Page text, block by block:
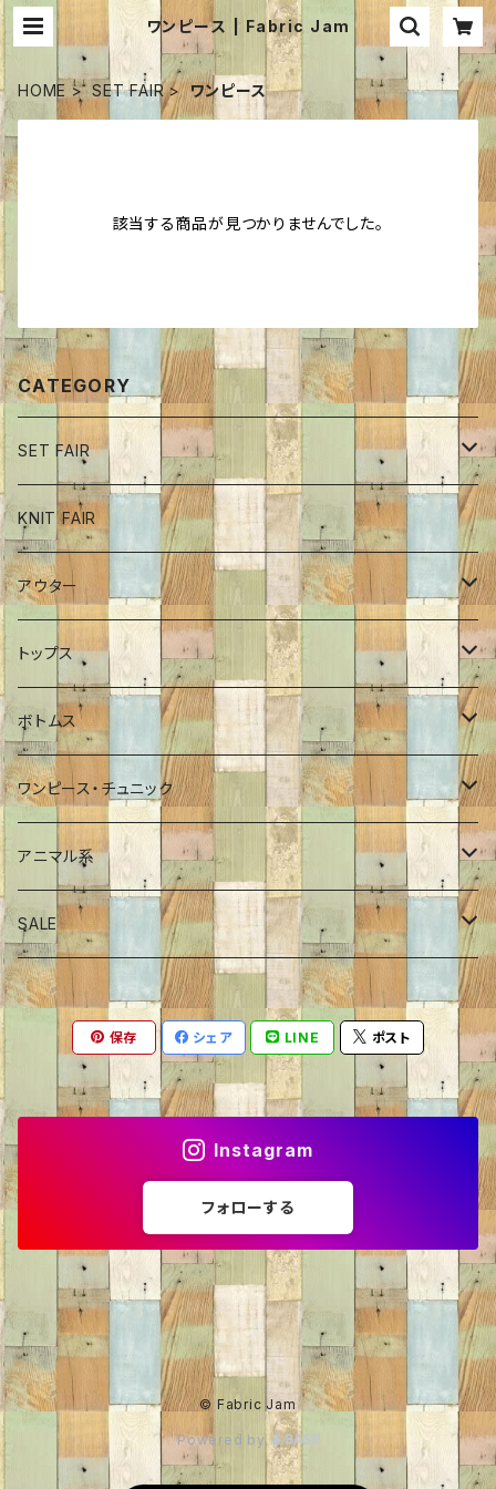
ワンピース | Fabric Jam
HOME SET FAIR ワンピース
該当する商品が見つかりませんでした。
CATEGORY
SET FAIR
ボトム
インナーカットソー
ワンピース
チュニック
Tシャツ
シャツ
プルオーバー
カーディガン
KNIT FAIR
アウター
ブルゾン
コート
ポンチョ
ジャケット
トップス
ロンT
インナーカットソー
プルオーバー
Tシャツ
シャツ・ブラウス
ニット・セーター
トレーナー
パーカー
ボトムス
パンツ
スカート
ワンピース・チュニック
ワンピース
チュニック
アニマル系
恐竜
サメ
ねこ
ライオン
パンダ
うし
SALE
70％OFF
60％OFF
50％OFF
30％OFF
35%OFF
20％OFF
保存 シェア LINE ポスト
Instagram
フォローする
© Fabric Jam
Powered by